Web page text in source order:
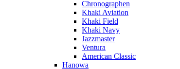
Chronographen
Khaki Aviation
Khaki Field
Khaki Navy
Jazzmaster
Ventura
American Classic
Hanowa